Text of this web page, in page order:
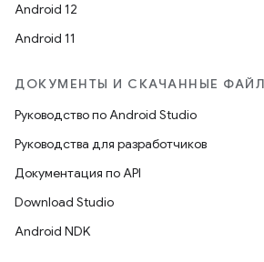
Android 12
Android 11
ДОКУМЕНТЫ И СКАЧАННЫЕ
Руководство по Android Studio
Руководства для разработчиков
Документация по API
Download Studio
Android NDK